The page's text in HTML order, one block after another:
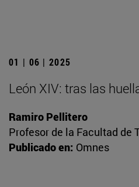
01 | 06 | 2025
León XIV: tras las
Ramiro Pellitero
Profesor de la Facultad de
Publicado en: Omnes